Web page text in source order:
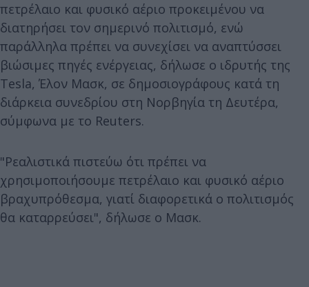
πετρέλαιο και φυσικό αέριο προκειμένου να
διατηρήσει τον σημερινό πολιτισμό, ενώ
παράλληλα πρέπει να συνεχίσει να αναπτύσσει
βιώσιμες πηγές ενέργειας, δήλωσε ο ιδρυτής της
Tesla, Έλον Μασκ, σε δημοσιογράφους κατά τη
διάρκεια συνεδρίου στη Νορβηγία τη Δευτέρα,
σύμφωνα με το Reuters.
"Ρεαλιστικά πιστεύω ότι πρέπει να
χρησιμοποιήσουμε πετρέλαιο και φυσικό αέριο
βραχυπρόθεσμα, γιατί διαφορετικά ο πολιτισμός
θα καταρρεύσει", δήλωσε ο Μασκ.